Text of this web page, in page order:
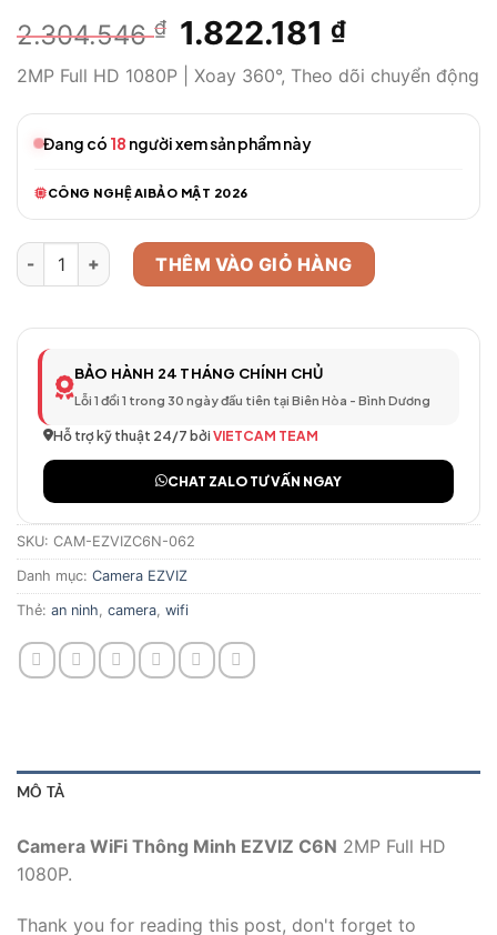
2.304.546₫
Giá
gốc
là:
2.304.546 ₫.
1.822.181 ₫Giá
tại
là:
2MP Full HD 1080P | Xoay 360°, Theo dõi chuyển động
Đang có 18 người xem sản phẩm này
CÔNG NGHỆ AIBẢO MẬT 2026
Camera WiFi Thông Minh EZVIZ C6N 2MP Full HD 1080P -
THÊM VÀO GIỎ HÀNG
BẢO HÀNH 24 THÁNG CHÍNH CHỦ
Lỗi 1 đổi 1 trong 30 ngày đầu tiên tại Biên Hòa - Bình Dương
Hỗ trợ kỹ thuật 24/7 bởi VIETCAM TEAM
CHAT ZALO TƯ VẤN NGAY
SKU: CAM-EZVIZC6N-062
Danh mục: Camera EZVIZ
Thẻ: an ninh camera wifi
MÔ TẢ
Camera WiFi Thông Minh EZVIZ C6N 2MP Full HD
1080P.
Thank you for reading this post, don't forget to